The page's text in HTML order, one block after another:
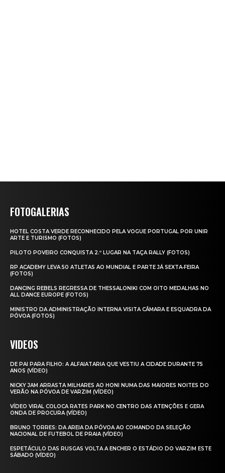
FOTOGALERIAS
HOTEL COSTA VERDE RECONHECIDO PELA VOGUE PORTUGAL POR UNIR
ARTE E TURISMO (FOTOS)
PILOTO POVEIRO CONQUISTA 2.º LUGAR NA TAÇA RALLY (FOTOS)
RP ACADEMY LEVA 50 ATLETAS AO MUNDIAL E PARTE JÁ SEXTA‑FEIRA
(FOTOS)
DANCING REBELS REGRESSA DE THESSALONIKI COM OITO MEDALHAS NO
ALL DANCE EUROPE (FOTOS)
MINISTRO DA ADMINISTRAÇÃO INTERNA VISITA CÂMARA E ESQUADRA DA
PÓVOA (FOTOS)
VIDEOS
DE PAI PARA FILHO: A ALFAIATARIA QUE VESTIU A CIDADE DURANTE 75
ANOS (VÍDEO)
NICKY JAM ARRASTA MILHARES AO HONI NUMA DAS MAIORES NOITES DO
VERÃO NA PÓVOA DE VARZIM (VÍDEO)
VÍDEO VIRAL COLOCA RATES PARK NO CENTRO DAS ATENÇÕES E GERA
ONDA DE PROCURA (VÍDEO)
BRUNO TORRES: DA AREIA DA PÓVOA AO COMANDO DA SELEÇÃO
NACIONAL DE FUTEBOL DE PRAIA (VÍDEO)
ESPETÁCULO DAS RUSGAS VOLTA A ENCHER O ESTÁDIO DO VARZIM ESTE
SÁBADO (VÍDEO)